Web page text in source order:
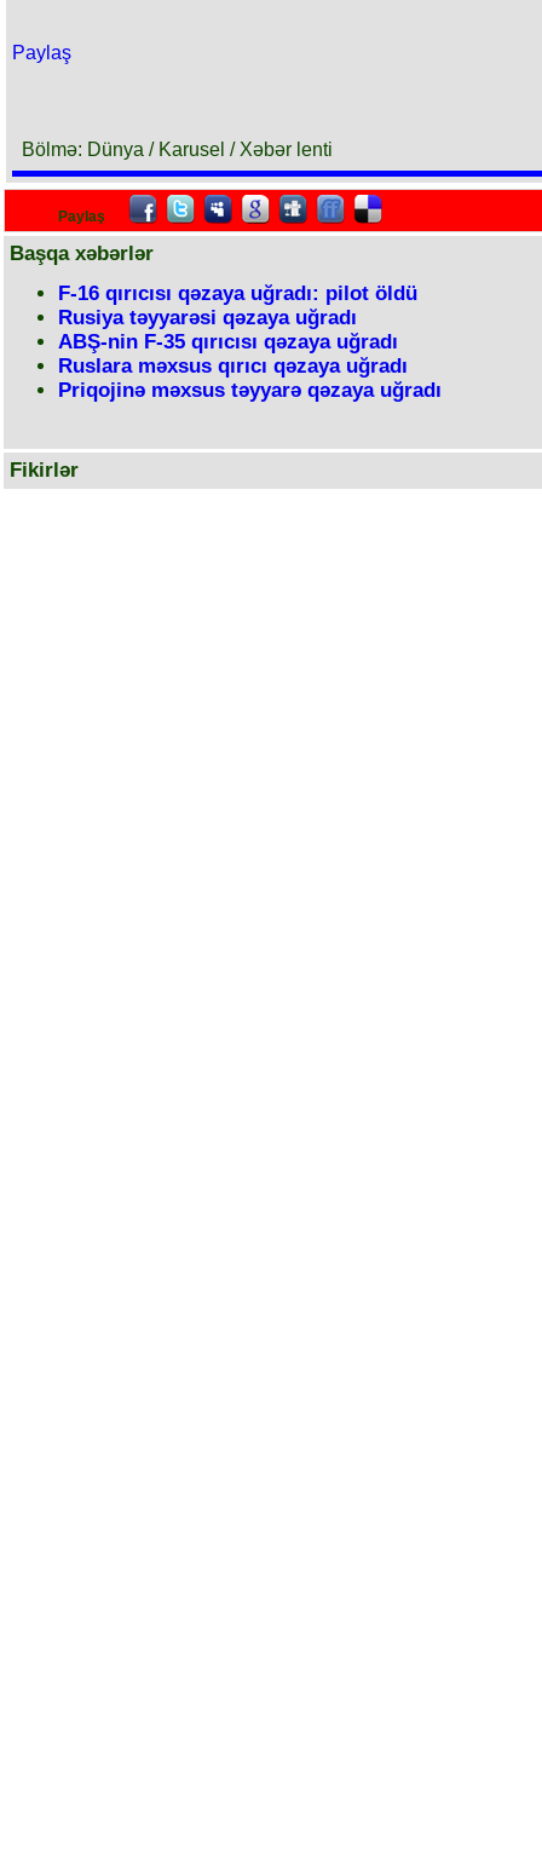
Paylaş
Bölmə: Dünya / Karusel / Xəbər lenti
Paylaş
Başqa xəbərlər
F-16 qırıcısı qəzaya uğradı: pilot öldü
Rusiya təyyarəsi qəzaya uğradı
ABŞ-nin F-35 qırıcısı qəzaya uğradı
Ruslara məxsus qırıcı qəzaya uğradı
Priqojinə məxsus təyyarə qəzaya uğradı
Fikirlər